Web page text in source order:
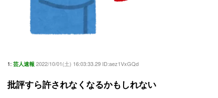
1: 芸人速報 2022/10/01(土) 16:03:33.29 ID:aez1VxGQd
批評すら許されなくなるかもしれない